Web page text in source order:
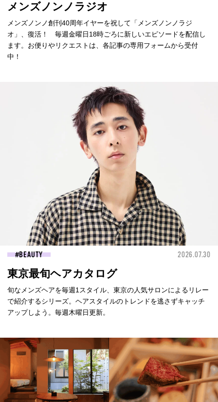
メンズノンノラジオ
メンズノンノ創刊40周年イヤーを祝して「メンズノンノラジ
オ」、復活！ 毎週金曜日18時ごろに新しいエピソードを配信し
ます。お便りやリクエストは、各記事の専用フォームから受付
中！
BEAUTY 2026.07.30
東京最旬ヘアカタログ
旬なメンズヘアを毎週1スタイル、東京の人気サロンによるリレー
で紹介するシリーズ。ヘアスタイルのトレンドを逃さずキャッチ
アップしよう。毎週木曜日更新。